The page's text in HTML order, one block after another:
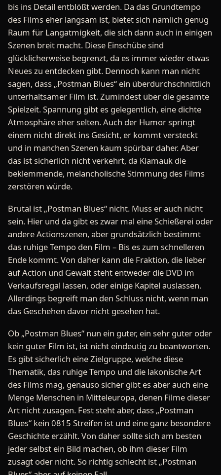
bis ins Detail entblößt werden. Da das Grundtempo
des Films eher langsam ist, bietet sich nämlich genug
Raum für Langatmigkeit, die sich dann auch in einigen
Szenen breit macht. Diese Einschübe sind
glücklicherweise begrenzt, da es immer wieder etwas
Neues zu entdecken gibt. Dennoch kann man nicht
sagen, dass „Postman Blues“ ein überdurchschnittlich
unterhaltsamer Film ist. Zumindest über die gesamte
Spielzeit. Spannung gibt es gelegentlich, eine dichte
Atmosphäre eher selten. Auch der Humor springt
einem nicht direkt ins Gesicht, er kommt versteckt
und in manchen Szenen kaum spürbar daher. Aber
das ist sicherlich nicht verkehrt, da Klamauk die
beklemmende, melancholische Stimmung des Films
zerstören würde.
Brutal ist „Postman Blues“ nicht. Muss er auch nicht
sein. Hier und da gibt es zwar mal eine Schießerei oder
andere Actionszenen, aber grundsätzlich bestimmt
das ruhige Tempo den Film – Bis es zum schnelleren
Ende kommt. Von daher kann die Fraktion, die lieber
auf Action und Gewalt steht entweder die DVD im
Verkaufsregal lassen, oder einige Kapitel auslassen.
Allerdings begreift man den Schluss nicht, wenn man
das Geschehen davor nicht gesehen hat.
Ob „Postman Blues“ nun ein guter, ein sehr guter oder
kein guter Film ist, ist nicht eindeutig zu beantworten.
Es gibt sicherlich eine Zielgruppe, welche diese
Thematik, das ruhige Tempo und die lakonische Art
des Films mag, genauso sicher gibt es aber auch eine
Menge Menschen in Mitteleuropa, denen Filme dieser
Art nicht zusagen. Fest steht aber, dass „Postman
Blues“ kein 0815 Streifen ist und eine ganz besondere
Geschichte erzählt. Von daher sollte sich am besten
jeder selbst ein Bild machen, ob ihm dieser Film
zusagt oder nicht. So richtig schlecht ist „Postman